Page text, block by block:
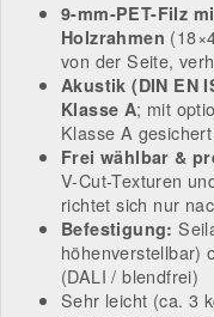
9-mm-PET-Filz
Holzrahmen
von der Seite,
Akustik (DIN EN
Klasse A; mit
Klasse A gesichert
Frei wählbar &
V-Cut-Texturen
richtet sich nur
Befestigung:
höhenverstellbar)
(DALI / blendfrei)
Sehr leicht (ca. 3